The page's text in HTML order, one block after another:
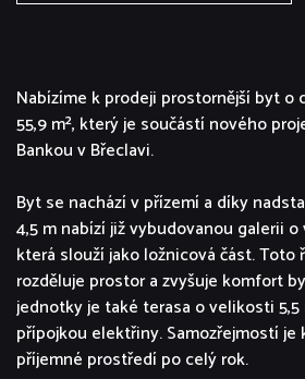
Nabízíme k prodeji prostornější byt o
55,9 m², který je součástí nového
Bankou v Břeclavi.
Byt se nachází v přízemí a díky
4,5 m nabízí již vybudovanou galerii o
která slouží jako ložnicová část.
rozděluje prostor a zvyšuje komfort
jednotky je také terasa o velikosti 5,5
přípojkou elektřiny. Samozřejmostí je
příjemné prostředí po celý rok.